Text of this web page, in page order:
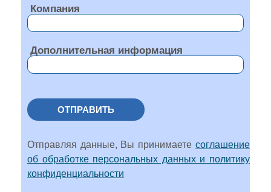
Компания
Дополнительная информация
ОТПРАВИТЬ
Отправляя данные, Вы принимаете соглашение
об обработке персональных данных и политику
конфиденциальности